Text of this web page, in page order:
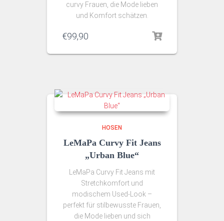
curvy Frauen, die Mode lieben
und Komfort schätzen.
€99,90
HOSEN
LeMaPa Curvy Fit Jeans
„Urban Blue“
LeMaPa Curvy Fit Jeans mit
Stretchkomfort und
modischem Used‑Look –
perfekt für stilbewusste Frauen,
die Mode lieben und sich